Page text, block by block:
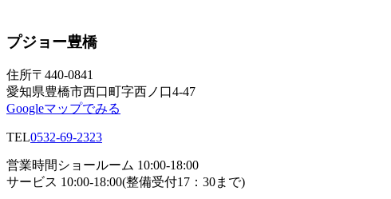
プジョー豊橋
住所〒440-0841
愛知県豊橋市西口町字西ノ口4-47
Googleマップでみる
TEL0532-69-2323
営業時間 ショールーム 10:00-18:00
サービス 10:00-18:00(整備受付17：30まで)